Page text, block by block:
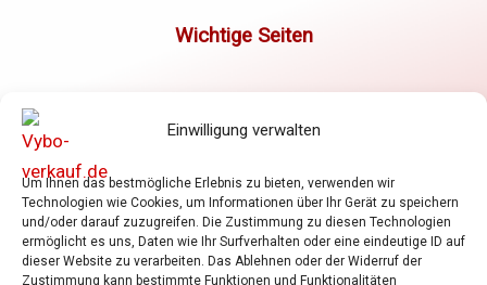
Einwilligung verwalten
Um Ihnen das bestmögliche Erlebnis zu bieten, verwenden wir
Technologien wie Cookies, um Informationen über Ihr Gerät zu speichern
und/oder darauf zuzugreifen. Die Zustimmung zu diesen Technologien
ermöglicht es uns, Daten wie Ihr Surfverhalten oder eine eindeutige ID auf
dieser Website zu verarbeiten. Das Ablehnen oder der Widerruf der
Zustimmung kann bestimmte Funktionen und Funktionalitäten
Frequenzumrichter
Shop
Warenkorb
Allgemeine Geschäftsbedingungen